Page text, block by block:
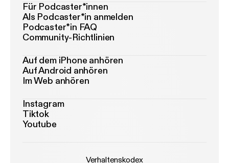
Für Podcaster*innen
Als Podcaster*in anmelden
Podcaster*in FAQ
Community-Richtlinien
Auf dem iPhone anhören
Auf Android anhören
Im Web anhören
Instagram
Tiktok
Youtube
Verhaltenskodex